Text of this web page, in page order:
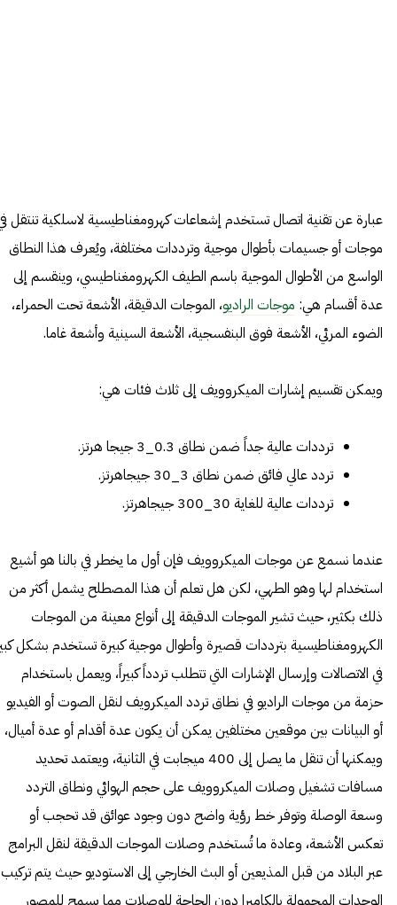
عبارة عن تقنية اتصال تستخدم إشعاعات كهرومغناطيسية لاسلكية تنتقل
موجات أو جسيمات بأطوال موجية وترددات مختلفة، ويُعرف هذا النطاق
الواسع من الأطوال الموجية باسم الطيف الكهرومغناطيسي، وينقسم إلى
عدة أقسام هي: موجات الراديو، الموجات الدقيقة، الأشعة تحت الحمراء،
الضوء المرئي، الأشعة فوق البنفسجية، الأشعة السينية وأشعة غاما.
ويمكن تقسيم إشارات الميكروويف إلى ثلاث فئات هي:
ترددات عالية جداً ضمن نطاق 0.3_3 جيجا هرتز.
تردد عالي فائق ضمن نطاق 3_30 جيجاهرتز.
ترددات عالية للغاية 30_300 جيجاهرتز.
عندما نسمع عن موجات الميكروويف فإن أول ما يخطر في بالنا هو أشيع
استخدام لها وهو الطهي، لكن هل تعلم أن هذا المصطلح يشمل أكثر من
ذلك بكثير، حيث تشير الموجات الدقيقة إلى أنواع معينة من الموجات
الكهرومغناطيسية بترددات قصيرة وأطوال موجية كبيرة تستخدم بشكل
في الاتصالات وإرسال الإشارات التي تتطلب تردداً كبيراً، ويعمل باستخدام
حزمة من موجات الراديو في نطاق تردد الميكرويف لنقل الصوت أو الفيديو
أو البيانات بين موقعين مختلفين يمكن أن يكون عدة أقدام أو عدة أميال،
ويمكنها أن تنقل ما يصل إلى 400 ميجابت في الثانية، ويعتمد تحديد
مسافات تشغيل وصلات الميكروويف على حجم الهوائي ونطاق التردد
وسعة الوصلة وتوفر خط رؤية واضح دون وجود عوائق قد تحجب أو
تعكس الأشعة، وعادة ما تُستخدم وصلات الموجات الدقيقة لنقل البرامج
عبر البلاد من قبل المذيعين أو البث الخارجي إلى الاستوديو حيث يتم تركيب
الوحدات المحمولة بالكاميرا دون الحاجة للوصلات مما يسمح للمصور